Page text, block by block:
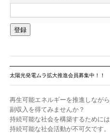
太陽光発電ムラ拡大推進会員募集中！！
再生可能エネルギーを推進しながら
副収入を得てみませんか？
持続可能な社会を構築するためには
持続可能な社会活動が不可欠です。